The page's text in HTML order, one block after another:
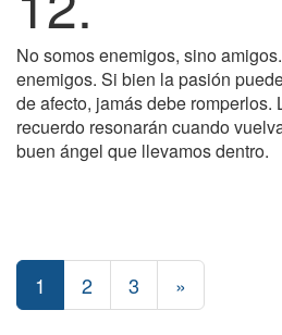
No somos enemigos, sino
enemigos. Si bien la pasión
de afecto, jamás debe romperlos.
recuerdo resonarán cuando
buen ángel que llevamos dentro.
1 2 3 »